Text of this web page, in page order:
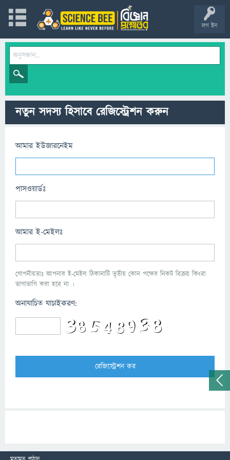
লগ ইন
নতুন সদস্য হিসাবে রেজিস্ট্রেশন করুন
আমার ইউজারনেইম
পাসওয়ার্ডঃ
আমার ই-মেইলঃ
গোপনীয়তাঃ আপনার ই-মেইল ঠিকানাটি তৃতীয় কোন পক্ষের নিকট বিক্রয় কিংবা
ভাগাভাগি করা হবে না ।
অনাযাচিত যাচাইকরণ: